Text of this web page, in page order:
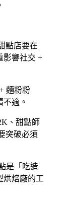
點店要在
影響社交 +
麵粉粉
適。
、甜點師
突破必須
是「吃造
烘焙廠的工